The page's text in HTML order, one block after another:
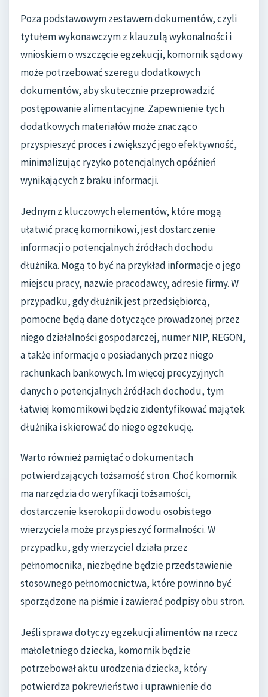
Poza podstawowym zestawem dokumentów, czyli
tytułem wykonawczym z klauzulą wykonalności i
wnioskiem o wszczęcie egzekucji, komornik sądowy
może potrzebować szeregu dodatkowych
dokumentów, aby skutecznie przeprowadzić
postępowanie alimentacyjne. Zapewnienie tych
dodatkowych materiałów może znacząco
przyspieszyć proces i zwiększyć jego efektywność,
minimalizując ryzyko potencjalnych opóźnień
wynikających z braku informacji.
Jednym z kluczowych elementów, które mogą
ułatwić pracę komornikowi, jest dostarczenie
informacji o potencjalnych źródłach dochodu
dłużnika. Mogą to być na przykład informacje o jego
miejscu pracy, nazwie pracodawcy, adresie firmy. W
przypadku, gdy dłużnik jest przedsiębiorcą,
pomocne będą dane dotyczące prowadzonej przez
niego działalności gospodarczej, numer NIP, REGON,
a także informacje o posiadanych przez niego
rachunkach bankowych. Im więcej precyzyjnych
danych o potencjalnych źródłach dochodu, tym
łatwiej komornikowi będzie zidentyfikować majątek
dłużnika i skierować do niego egzekucję.
Warto również pamiętać o dokumentach
potwierdzających tożsamość stron. Choć komornik
ma narzędzia do weryfikacji tożsamości,
dostarczenie kserokopii dowodu osobistego
wierzyciela może przyspieszyć formalności. W
przypadku, gdy wierzyciel działa przez
pełnomocnika, niezbędne będzie przedstawienie
stosownego pełnomocnictwa, które powinno być
sporządzone na piśmie i zawierać podpisy obu stron.
Jeśli sprawa dotyczy egzekucji alimentów na rzecz
małoletniego dziecka, komornik będzie
potrzebował aktu urodzenia dziecka, który
potwierdza pokrewieństwo i uprawnienie do